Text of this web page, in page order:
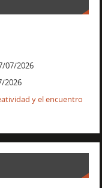
07/2026
2026
y el encuentro